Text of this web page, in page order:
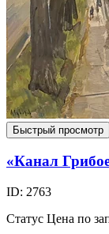
Быстрый просмотр
«Канал
ID: 2763
Статус Цена по